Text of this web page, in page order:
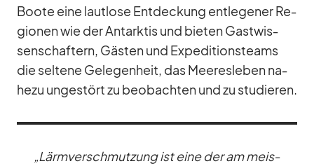
Boote eine laut­lose Ent­de­ckung ent­le­ge­ner Re­
gio­nen wie der Ant­ark­tis und bie­ten Gast­wis­
sen­schaf­tern, Gäs­ten und Ex­pe­di­ti­ons­teams
die sel­tene Ge­le­gen­heit, das Mee­res­le­ben na­
hezu un­ge­stört zu be­ob­ach­ten und zu stu­die­ren.
„Lärm­ver­schmut­zung ist eine der am meis­